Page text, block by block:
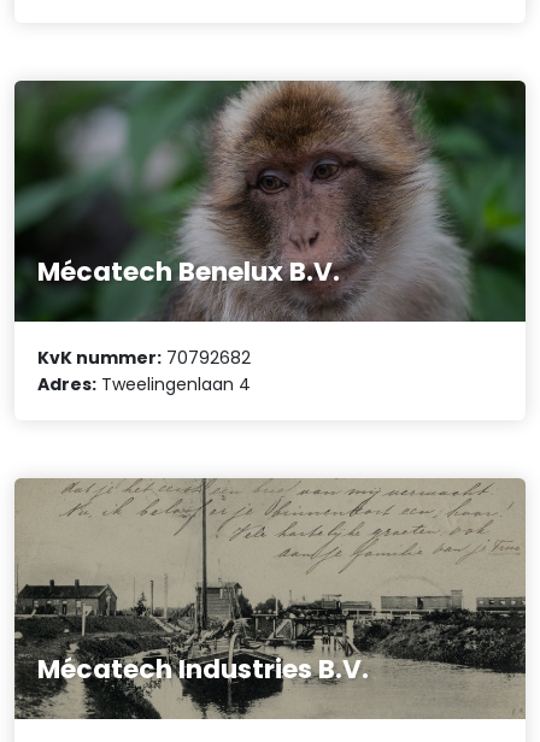
Mécatech Benelux B.V.
KvK nummer: 70792682
Adres: Tweelingenlaan 4
Mécatech Industries B.V.